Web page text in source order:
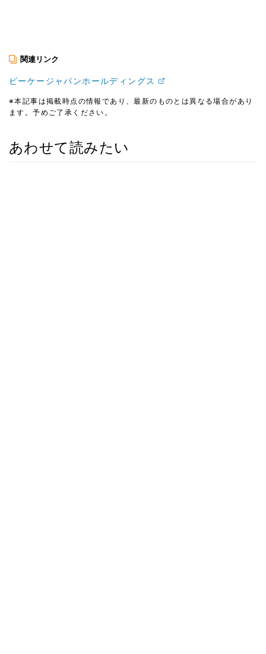
関連リンク
ビーケージャパンホールディングス
※本記事は掲載時点の情報であり、最新のものとは異なる場合があり
ます。予めご了承ください。
あわせて読みたい